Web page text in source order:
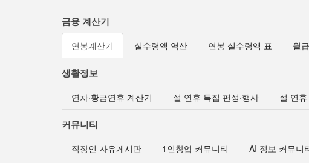
금융 계산기
연봉계산기 실수령액 역산 연봉 실수령액 표 월
생활정보
연차·황금연휴 계산기 설 연휴 특집 편성·행사 설 연
커뮤니티
직장인 자유게시판 1인창업 커뮤니티 AI 정보 커뮤니